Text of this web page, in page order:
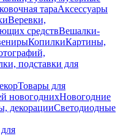
тараАксессуары
Веревки,
средствВешалки-
КопилкиКартины,
подставки для
Товары для
новогоднихНовогодние
декорацииСветодиодные